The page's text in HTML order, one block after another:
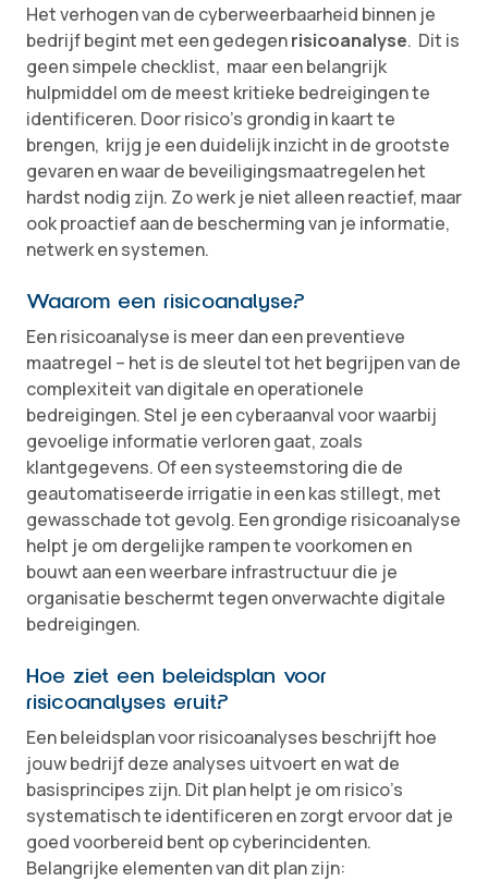
Het verhogen van de cyberweerbaarheid binnen je
bedrijf begint met een gedegenrisicoanalyse. Dit is
geen simpele checklist, maar een belangrijk
hulpmiddel om de meest kritieke bedreigingen te
identificeren. Door risico’s grondig in kaart te
brengen, krijg je een duidelijk inzicht in de grootste
gevaren en waar de beveiligingsmaatregelen het
hardst nodig zijn. Zo werk je niet alleen reactief, maar
ook proactief aan de bescherming van je informatie,
netwerk en systemen.
Waarom een risicoanalyse?
Een risicoanalyse is meer dan een preventieve
maatregel – het is de sleutel tot het begrijpen van de
complexiteit van digitale en operationele
bedreigingen. Stel je een cyberaanval voor waarbij
gevoelige informatie verloren gaat, zoals
klantgegevens. Of een systeemstoring die de
geautomatiseerde irrigatie in een kas stillegt, met
gewasschade tot gevolg. Een grondige risicoanalyse
helpt je om dergelijke rampen te voorkomen en
bouwt aan een weerbare infrastructuur die je
organisatie beschermt tegen onverwachte digitale
bedreigingen.
Hoe ziet een beleidsplan voor
risicoanalyses eruit?
Een beleidsplan voor risicoanalyses beschrijft hoe
jouw bedrijf deze analyses uitvoert en wat de
basisprincipes zijn. Dit plan helpt je om risico’s
systematisch te identificeren en zorgt ervoor dat je
goed voorbereid bent op cyberincidenten.
Belangrijke elementen van dit plan zijn: